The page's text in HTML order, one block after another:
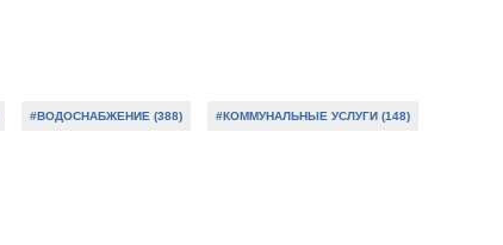
#ВОДОСНАБЖЕНИЕ (388) #КОММУНАЛЬНЫЕ УСЛУГИ (148)